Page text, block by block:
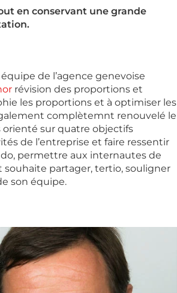
en conservant une grande
de l’agence genevoise
révision des proportions et
les proportions et à optimiser les
complètemnt renouvelé le
orienté sur quatre objectifs
de l’entreprise et faire ressentir
permettre aux internautes de
souhaite partager, tertio, souligner
son équipe.